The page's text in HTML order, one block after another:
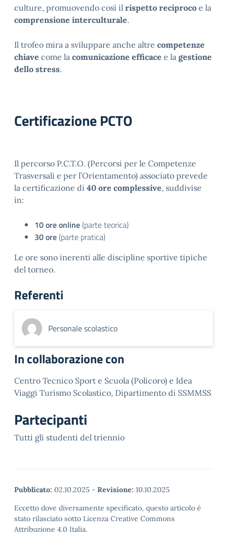
culture, promuovendo così il rispetto reciproco e la
comprensione interculturale.
Il trofeo mira a sviluppare anche altre competenze
chiave come la comunicazione efficace e la gestione
dello stress.
Certificazione PCTO
Il percorso P.C.T.O. (Percorsi per le Competenze
Trasversali e per l’Orientamento) associato prevede
la certificazione di 40 ore complessive, suddivise
in:
10 ore online (parte teorica)
30 ore (parte pratica)
Le ore sono inerenti alle discipline sportive tipiche
del torneo.
Referenti
Personale scolastico
In collaborazione con
Centro Tecnico Sport e Scuola (Policoro) e Idea
Viaggi Turismo Scolastico, Dipartimento di SSMMSS
Partecipanti
Tutti gli studenti del triennio
Pubblicato: 02.10.2025 - Revisione: 10.10.2025
Eccetto dove diversamente specificato, questo articolo è
stato rilasciato sotto Licenza Creative Commons
Attribuzione 4.0 Italia.